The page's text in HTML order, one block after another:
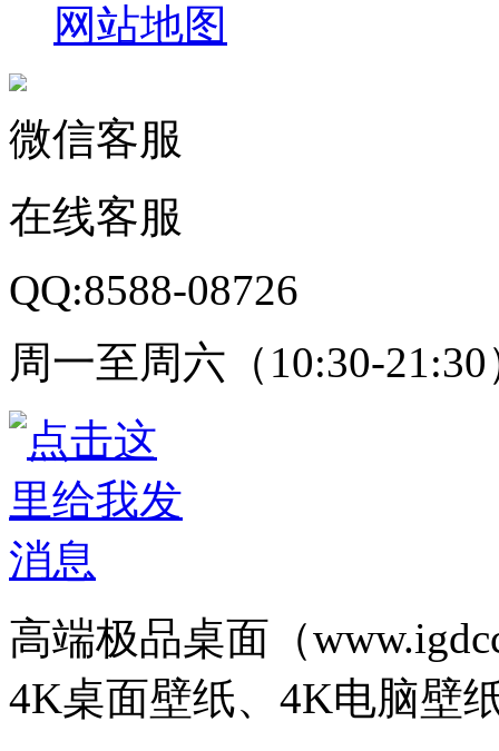
网站地图
微信客服
在线客服
QQ:8588-08726
周一至周六（10:30-21:30
高端极品桌面（
4K桌面壁纸、4K电脑壁